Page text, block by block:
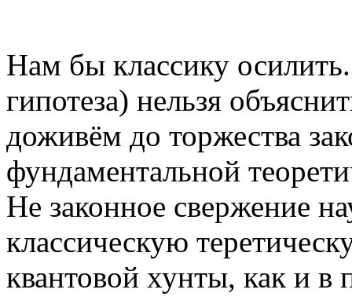
Нам бы классику
гипотеза) нельзя
доживём до торжества
фундаментальной
Не законное свержение
классическую
квантовой хунты, как и в